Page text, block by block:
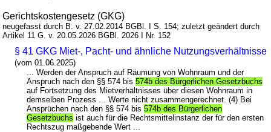
Gerichtskostengesetz (GKG)
neugefasst durch B. v. 27.02.2014 BGBl. I S. 154; zuletzt geändert durch
Artikel 11 G. v. 20.05.2026 BGBl. 2026 I Nr. 152
§ 41 GKG Miet-, Pacht- und ähnliche Nutzungsverhältnisse
(vom 01.06.2025)
... Werden der Anspruch auf Räumung von Wohnraum und der
Anspruch nach den §§ 574 bis574b des Bürgerlichen Gesetzbuchs
auf Fortsetzung des Mietverhältnisses über diesen Wohnraum in
demselben Prozess ... Werte nicht zusammengerechnet. (4) Bei
Ansprüchen nach den §§ 574 bis574b des Bürgerlichen
Gesetzbuchs ist auch für die Rechtsmittelinstanz der für den ersten
Rechtszug maßgebende Wert ...